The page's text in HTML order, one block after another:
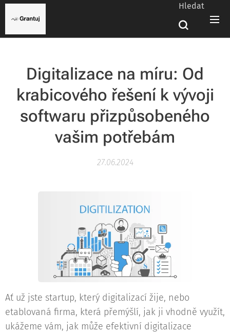
Hledat
Digitalizace na míru: Od
krabicového řešení k vývoji
softwaru přizpůsobeného
vašim potřebám
27.06.2024
Ať už jste startup, který digitalizací žije, nebo
etablovaná firma, která přemýšlí, jak ji vhodně využít,
ukážeme vám, jak může efektivní digitalizace